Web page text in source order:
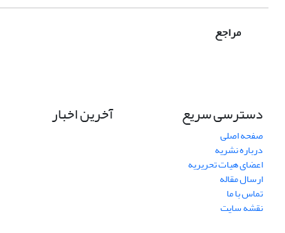
مراجع
دسترسی سریع
صفحه اصلی
درباره نشریه
اعضای هیات تحریریه
ارسال مقاله
تماس با ما
نقشه سایت
آخرین اخبار